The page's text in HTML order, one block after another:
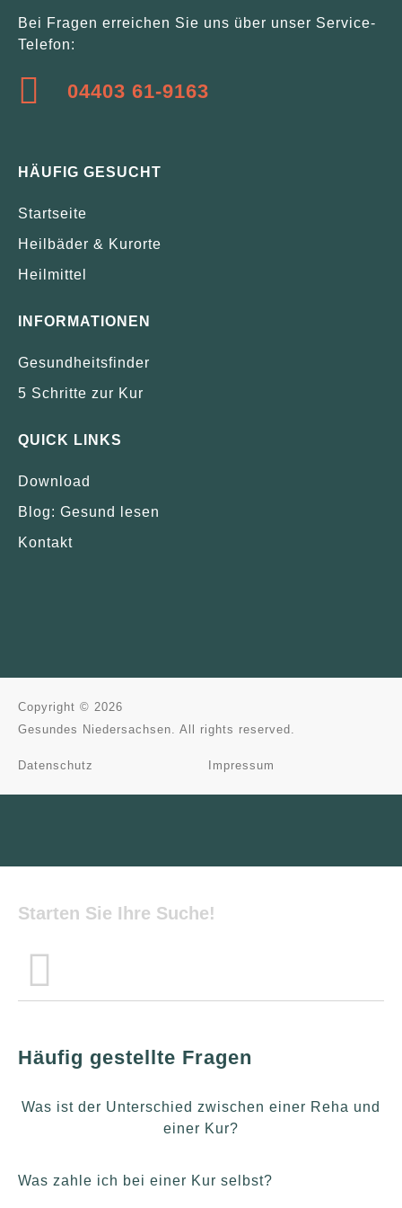
Bei Fragen erreichen Sie uns über unser Service-
Telefon:
04403 61-9163
HÄUFIG GESUCHT
Startseite
Heilbäder & Kurorte
Heilmittel
INFORMATIONEN
Gesundheitsfinder
5 Schritte zur Kur
QUICK LINKS
Download
Blog: Gesund lesen
Kontakt
Copyright © 2026
Gesundes Niedersachsen. All rights reserved.
Datenschutz Impressum
Häufig gestellte Fragen
Was ist der Unterschied zwischen einer Reha und
einer Kur?
Was zahle ich bei einer Kur selbst?